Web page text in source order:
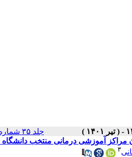
جلد ۳۵ شماره ۱۳۶ صفحات ۲۳۱-۲۱۸
مراکز آموزشی درمانی منتخب
۳